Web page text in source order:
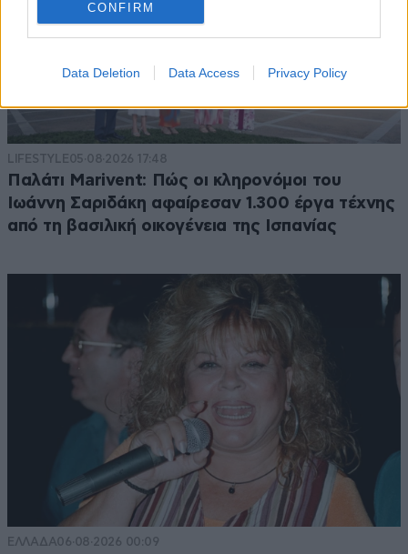
CONFIRM
Data Deletion Data Access Privacy Policy
LIFESTYLE05·08·2026 17:48
Παλάτι Marivent: Πώς οι κληρονόμοι του
Ιωάννη Σαριδάκη αφαίρεσαν 1.300 έργα τέχνης
από τη βασιλική οικογένεια της Ισπανίας
ΕΛΛΑΔΑ06·08·2026 00:09